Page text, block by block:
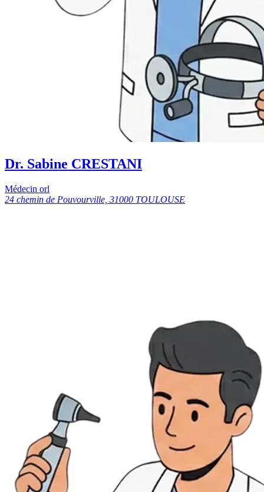
Dr. Sabine CRESTANI
Médecin orl
24 chemin de Pouvourville, 31000 TOULOUSE